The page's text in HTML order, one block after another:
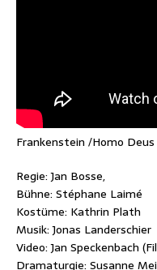
Frankenstein /Homo
Regie: Jan Bosse,
Bühne: Stéphane Laimé
Kostüme: Kathrin Plath
Musik: Jonas Landerschier
Video: Jan Speckenbach
Dramaturgie: Susanne